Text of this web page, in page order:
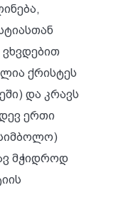
ქრისტეს
და კრავს
ერთი
მჭიდროდ